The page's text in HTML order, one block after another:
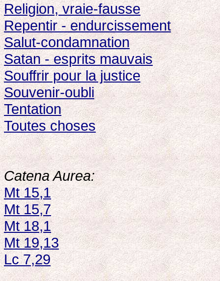
Religion, vraie-fausse
Repentir - endurcissement
Salut-condamnation
Satan - esprits mauvais
Souffrir pour la justice
Souvenir-oubli
Tentation
Toutes choses
Catena Aurea:
Mt 15,1
Mt 15,7
Mt 18,1
Mt 19,13
Lc 7,29